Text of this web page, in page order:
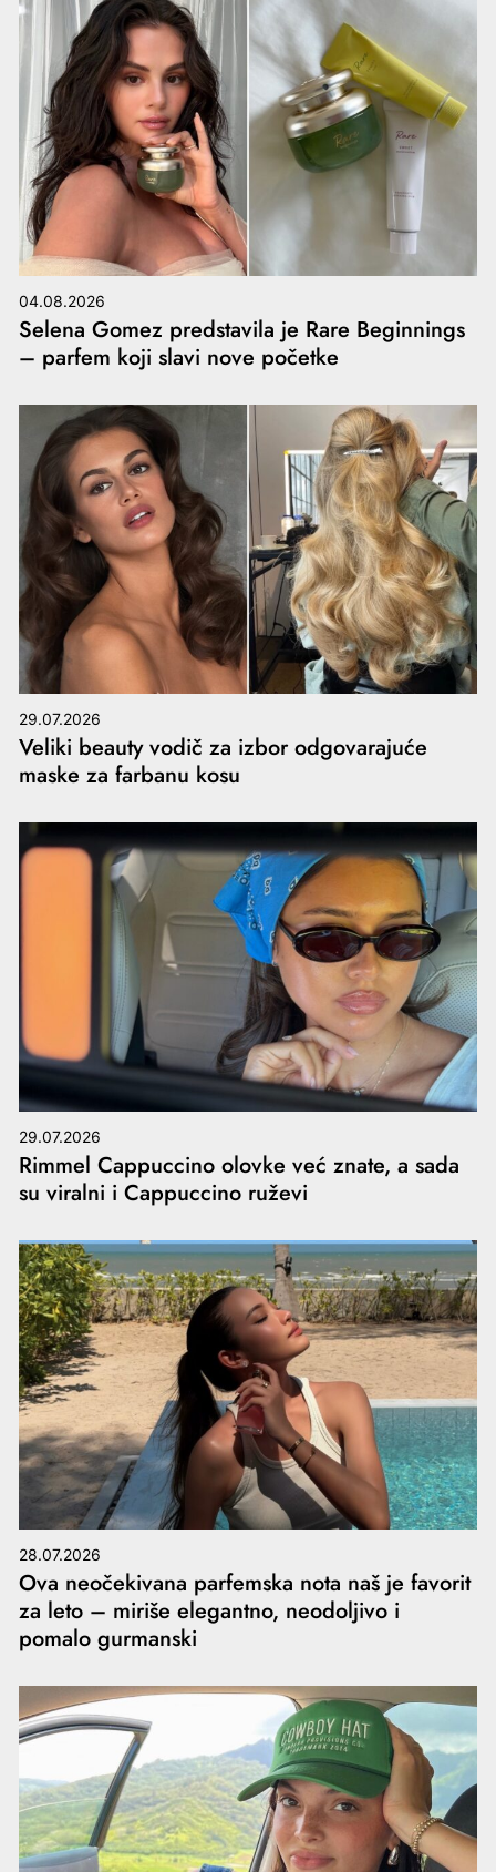
04.08.2026
Selena Gomez predstavila je Rare Beginnings
– parfem koji slavi nove početke
29.07.2026
Veliki beauty vodič za izbor odgovarajuće
maske za farbanu kosu
29.07.2026
Rimmel Cappuccino olovke već znate, a sada
su viralni i Cappuccino ruževi
28.07.2026
Ova neočekivana parfemska nota naš je favorit
za leto – miriše elegantno, neodoljivo i
pomalo gurmanski